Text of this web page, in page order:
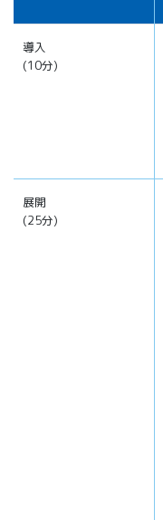
導入
(10分)
展開
(25分)